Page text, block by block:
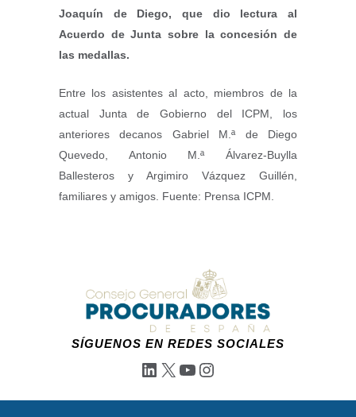
Joaquín de Diego, que dio lectura al
Acuerdo de Junta sobre la concesión de
las medallas.
Entre los asistentes al acto, miembros de la
actual Junta de Gobierno del ICPM, los
anteriores decanos Gabriel M.ª de Diego
Quevedo, Antonio M.ª Álvarez-Buylla
Ballesteros y Argimiro Vázquez Guillén,
familiares y amigos. Fuente: Prensa ICPM.
SÍGUENOS EN REDES SOCIALES
LinkedIn
X YouTube
Instagram